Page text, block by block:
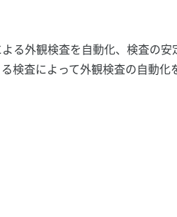
る外観検査を自動化、検査の
検査によって外観検査の自動